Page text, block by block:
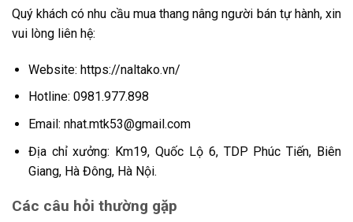
Quý khách có nhu cầu mua thang nâng người bán tự hành, xin
vui lòng liên hệ:
Website: https://naltako.vn/
Hotline: 0981.977.898
Email: nhat.mtk53@gmail.com
Địa chỉ xưởng: Km19, Quốc Lộ 6, TDP Phúc Tiến, Biên
Giang, Hà Đông, Hà Nội.
Các câu hỏi thường gặp